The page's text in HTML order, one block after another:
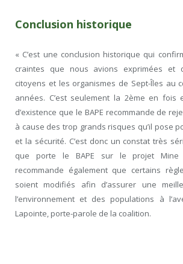
Conclusion historique
« C’est une conclusion historique qui
craintes que nous avions exprimées et
citoyens et les organismes de Sept-Îles au
années. C’est seulement la 2ème en fois
d’existence que le BAPE recommande de
à cause des trop grands risques qu’il pose
et la sécurité. C’est donc un constat très
que porte le BAPE sur le projet Mine
recommande également que certains
soient modifiés afin d’assurer une
l’environnement et des populations à
Lapointe, porte-parole de la coalition.